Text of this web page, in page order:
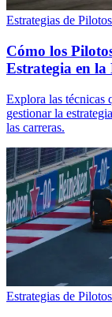
Estrategias de Pilotos
Cómo los
Estrategia en la
Explora las técnicas
gestionar la
las carreras.
Estrategias de Pilotos